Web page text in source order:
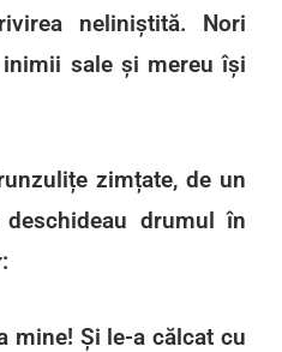
neliniștită. Nori
sale și mereu își
zimțate, de un
drumul în
mine! Și le-a călcat cu